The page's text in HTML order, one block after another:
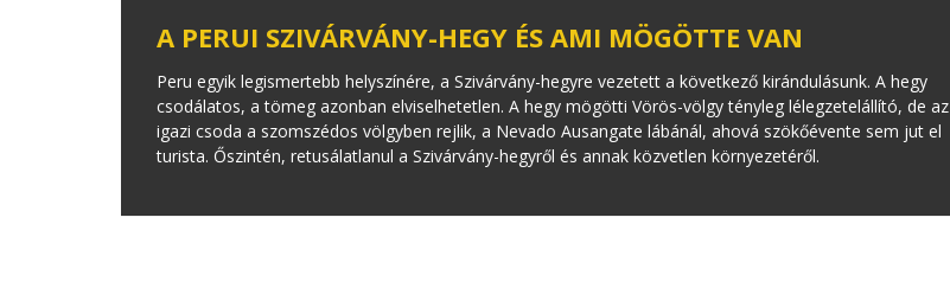
A PERUI SZIVÁRVÁNY-HEGY ÉS AMI MÖGÖTTE VAN
Peru egyik legismertebb helyszínére, a Szivárvány-hegyre vezetett a következő kirándulásunk. A hegy
csodálatos, a tömeg azonban elviselhetetlen. A hegy mögötti Vörös-völgy tényleg lélegzetelállító, de az
igazi csoda a szomszédos völgyben rejlik, a Nevado Ausangate lábánál, ahová szökőévente sem jut el
turista. Őszintén, retusálatlanul a Szivárvány-hegyről és annak közvetlen környezetéről.